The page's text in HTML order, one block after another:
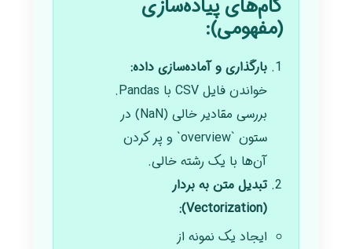
گام‌های پیاده‌سازی
(مفهومی):
بارگذاری و آماده‌سازی داده:
خواندن فایل CSV با Pandas.
بررسی مقادیر خالی (NaN) در
ستون `overview` و پر کردن
آن‌ها با یک رشته خالی.
تبدیل متن به بردار
(Vectorization):
ایجاد یک نمونه از